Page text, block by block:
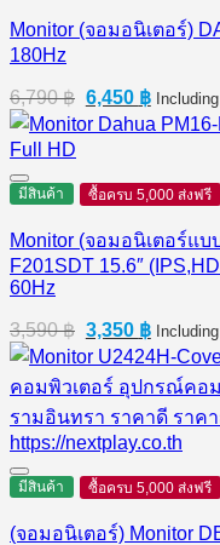
Monitor (จอมอนิเตอร์)
180Hz
6,790฿ Original
price
was:
6,450 ฿Current
price
is:
มีสินค้า ซื้อครบ 5,000 ส่งฟรี
Monitor (จอมอนิเตอร์แ
F201SDT 15.6″
60Hz
3,590฿ Original
price
was:
3,590 ฿.
3,350 ฿Current
price
is:
3,350 ฿.
มีสินค้า ซื้อครบ 5,000 ส่งฟรี
(จอมอนิเตอร์) Monitor